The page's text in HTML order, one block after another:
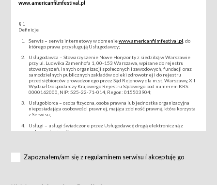
www.americanfilmfestival.pl
§ 1
Definicje
Serwis – serwis internetowy w domeniewww.americanfilmfestival.pl , do
którego prawa przysługują Usługodawcy;
Usługodawca – Stowarzyszenie Nowe Horyzonty z siedzibą w Warszawie
przy ul. Ludwika Zamenhofa 1, 00-153 Warszawa, wpisane do rejestru
stowarzyszeń, innych organizacji społecznych i zawodowych, fundacji oraz
samodzielnych publicznych zakładów opieki zdrowotnej i do rejestru
przedsiębiorców prowadzonego przez Sąd Rejonowy dla m.st. Warszawy, XII
Wydział Gospodarczy Krajowego Rejestru Sądowego pod numerem KRS:
0000162000, NIP: 525-22-71-014, Regon: 015503904;
Usługobiorca – osoba fizyczna, osoba prawna lub jednostka organizacyjna
nieposiadająca osobowości prawnej, mająca zdolność prawną, która korzysta
z Serwisu;
Usługi – usługi świadczone przez Usługodawcę drogą elektroniczną z
wykorzystaniem Serwisu;
za pośrednictwem Serwisu;
Zapoznałem/am się z regulaminem serwisu i akceptuję go